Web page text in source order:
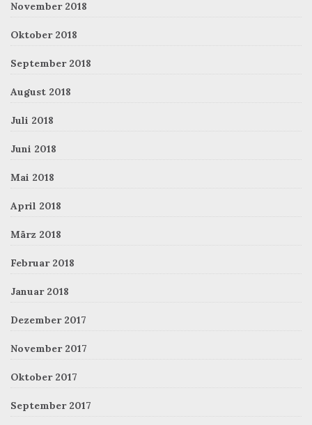
November 2018
Oktober 2018
September 2018
August 2018
Juli 2018
Juni 2018
Mai 2018
April 2018
März 2018
Februar 2018
Januar 2018
Dezember 2017
November 2017
Oktober 2017
September 2017